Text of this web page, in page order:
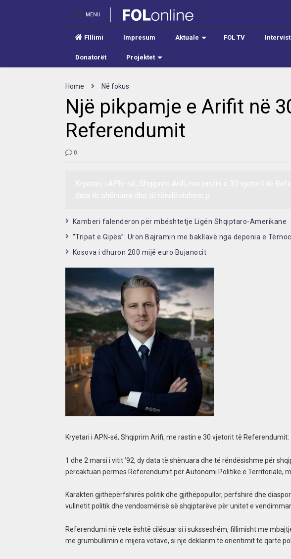
MENU
FIllimi Impresum Aktuale FOL TV
Donatorët Projektet
Home Në fokus
Një pikpamje e Arifit në
Referendumit
0
Kamberi falenderon për mbështetje Ligën Shqiptaro-Amerikane
“Tripat e Gipës”: Uron Bajramin me bakllavë nga deponia e
Kosova i dhuron 200 mijë euro Bujanocit
Kryetari i APN-së, Shqiprim Arifi, me rastin e 30 vjetorit të Referendumit:
1 dhe 2 marsi i vitit ’92, dy data të shënuara dhe të rëndësishme për
përcaktuan përmes Referendumit për Autonomi Politike e Territoriale,
Karakteri gjithëpërfshirës politik dhe gjithëpopullor, përfshirë dhe
vullnetit politik dhe vendosmërisë së shqiptarëve për unitet e
Referendumi në vete është cilësuar si i suksseshëm, fillimisht me
me grumbullimin e mijëra votave, si një deklarim të orientimit të qartë